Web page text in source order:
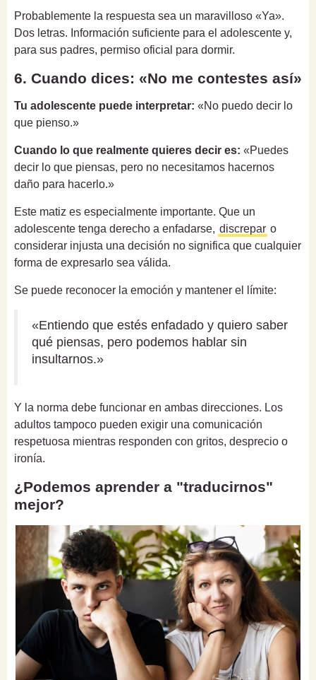
Probablemente la respuesta sea un maravilloso «Ya».
Dos letras. Información suficiente para el adolescente y,
para sus padres, permiso oficial para dormir.
6. Cuando dices: «No me contestes así»
Tu adolescente puede interpretar: «No puedo decir lo
que pienso.»
Cuando lo que realmente quieres decir es: «Puedes
decir lo que piensas, pero no necesitamos hacernos
daño para hacerlo.»
Este matiz es especialmente importante. Que un
adolescente tenga derecho a enfadarse, discrepar o
considerar injusta una decisión no significa que cualquier
forma de expresarlo sea válida.
Se puede reconocer la emoción y mantener el límite:
«Entiendo que estés enfadado y quiero saber
qué piensas, pero podemos hablar sin
insultarnos.»
Y la norma debe funcionar en ambas direcciones. Los
adultos tampoco pueden exigir una comunicación
respetuosa mientras responden con gritos, desprecio o
ironía.
¿Podemos aprender a "traducirnos"
mejor?